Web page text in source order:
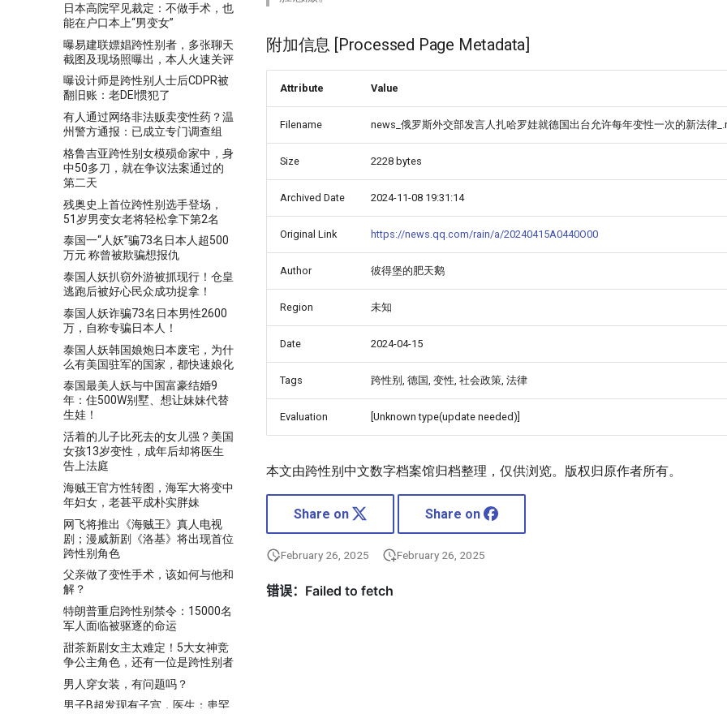
日本高院罕见裁定：不做手术，也
能在户口本上“男变女”
曝易建联嫖娼跨性别者，多张聊天
截图及现场照曝出，本人火速关评
曝设计师是跨性别人士后CDPR被
翻旧账：老DEI惯犯了
有人通过网络非法贩卖变性药？温
州警方通报：已成立专门调查组
格鲁吉亚跨性别女模殒命家中，身
中50多刀，就在争议法案通过的
第二天
残奥史上首位跨性别选手登场，
51岁男变女老将轻松拿下第2名
泰国一“人妖”骗73名日本人超500
万元 称曾被欺骗想报仇
泰国人妖扒窃外游被抓现行！仓皇
逃跑后被好心民众成功捉拿！
泰国人妖诈骗73名日本男性2600
万，自称专骗日本人！
泰国人妖韩国娘炮日本废宅，为什
么有美国驻军的国家，都快速娘化
泰国最美人妖与中国富豪结婚9
年：住500W别墅、想让妹妹代替
生娃！
活着的儿子比死去的女儿强？美国
女孩13岁变性，成年后却将医生
告上法庭
海贼王官方性转图，海军大将变中
年妇女，老甚平成朴实胖妹
网飞将推出《海贼王》真人电视
剧；漫威新剧《洛基》将出现首位
跨性别角色
父亲做了变性手术，该如何与他和
解？
特朗普重启跨性别禁令：15000名
军人面临被驱逐的命运
甜茶新剧女主太难定！5大女神竞
争公主角色，还有一位是跨性别者
男人穿女装，有问题吗？
男子B超发现有子宫，医生：患罕
附加信息 [Processed Page Metadata]
Attribute Value
Filename news_俄罗斯外交部发言人扎哈罗娃就德国出台允许每年变性一次的新法律
Size 2228 bytes
Archived Date 2024-11-08 19:31:14
Original Link https://news.qq.com/rain/a/20240415A0440O00
Author 彼得堡的肥天鹅
Region 未知
Date 2024-04-15
Tags 跨性别, 德国, 变性, 社会政策, 法律
Evaluation [Unknown type(update needed)]
本文由跨性别中文数字档案馆归档整理，仅供浏览。版权归原作者所有。
Share on Share on
February 26, 2025 February 26, 2025